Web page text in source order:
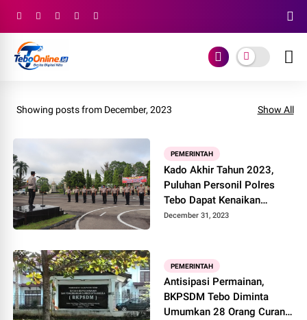
Showing posts from December, 2023 Show All
PEMERINTAH
Kado Akhir Tahun 2023,
Puluhan Personil Polres
Tebo Dapat Kenaikan
Pangkat
December 31, 2023
PEMERINTAH
Antisipasi Permainan,
BKPSDM Tebo Diminta
Umumkan 28 Orang Curang